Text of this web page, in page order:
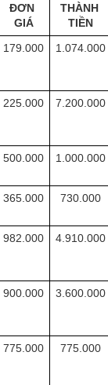
ĐƠN
GIÁ
THÀNH
TIỀN
179.000 1.074.000
225.000 7.200.000
500.000 1.000.000
365.000 730.000
982.000 4.910.000
900.000 3.600.000
775.000 775.000